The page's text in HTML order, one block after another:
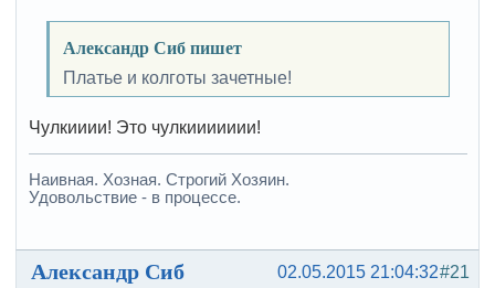
Александр Сиб пишет
Платье и колготы зачетные!
Чулкииии! Это чулкиииииии!
Наивная. Хозная. Строгий Хозяин.
Удовольствие - в процессе.
#21
02.05.2015 21:04:32
Александр Сиб